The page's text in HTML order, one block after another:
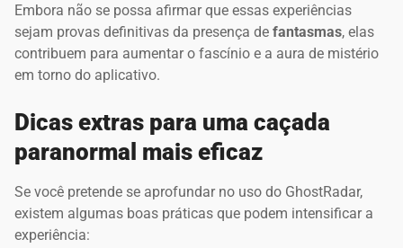
Embora não se possa afirmar que essas experiências
sejam provas definitivas da presença de fantasmas, elas
contribuem para aumentar o fascínio e a aura de mistério
em torno do aplicativo.
Dicas extras para uma caçada
paranormal mais eficaz
Se você pretende se aprofundar no uso do GhostRadar,
existem algumas boas práticas que podem intensificar a
experiência: